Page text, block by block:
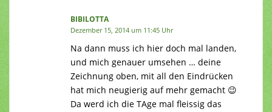
BIBILOTTA
Dezember 15, 2014 um 11:45 Uhr
Na dann muss ich hier doch mal landen,
und mich genauer umsehen … deine
Zeichnung oben, mit all den Eindrücken
hat mich neugierig auf mehr gemacht 😉
Da werd ich die TAge mal fleissig das